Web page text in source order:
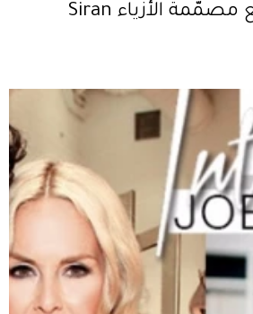
مقابلة خاصّة مع مصمّمة الأزياء Siran